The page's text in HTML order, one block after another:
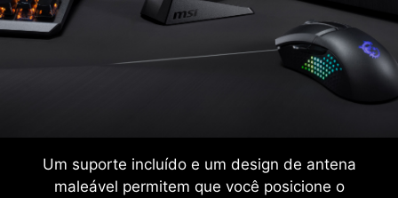
Um suporte incluído e um design de antena
maleável permitem que você posicione o